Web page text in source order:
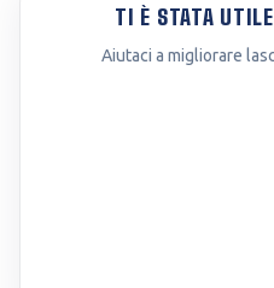
TI È STATA
Aiutaci a migliorare